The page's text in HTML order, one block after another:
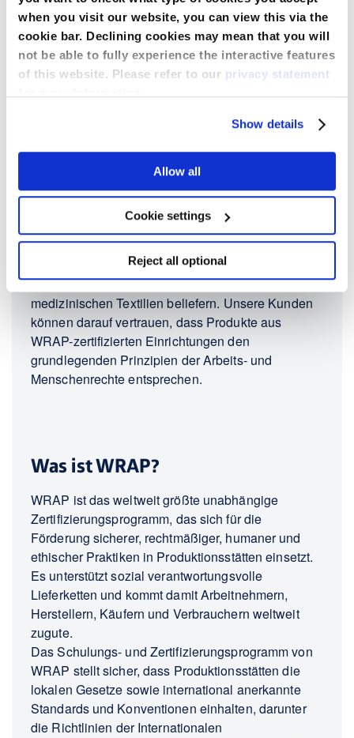
when you visit our website, you can view this via the
cookie bar. Declining cookies may mean that you will
not be able to fully experience the interactive features
of this website. Please refer to our privacy statement
Show details
Allow all
Cookie settings
Reject all optional
stellt die Einhaltung höchster sozialer Standards
sicher.
Erfahren Sie mehr über SA8000
WRAP-Zertifizierung
Medline arbeitet eng und kontinuierlich mit WRAP
zusammen, um ethische Beschaffungspraktiken in
unserer Lieferkette sicherzustellen. Die WRAP-
Zertifizierung richtet sich insbesondere an
Lieferanten, die Medline mit Schutzbekleidung und
medizinischen Textilien beliefern. Unsere Kunden
können darauf vertrauen, dass Produkte aus
WRAP-zertifizierten Einrichtungen den
grundlegenden Prinzipien der Arbeits- und
Menschenrechte entsprechen.
Was ist WRAP?
WRAP ist das weltweit größte unabhängige
Zertifizierungsprogramm, das sich für die
Förderung sicherer, rechtmäßiger, humaner und
ethischer Praktiken in Produktionsstätten einsetzt.
Es unterstützt sozial verantwortungsvolle
Lieferketten und kommt damit Arbeitnehmern,
Herstellern, Käufern und Verbrauchern weltweit
zugute.
Das Schulungs- und Zertifizierungsprogramm von
WRAP stellt sicher, dass Produktionsstätten die
lokalen Gesetze sowie international anerkannte
Standards und Konventionen einhalten, darunter
die Richtlinien der Internationalen